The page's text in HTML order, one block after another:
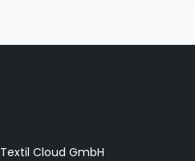
Textil Cloud GmbH